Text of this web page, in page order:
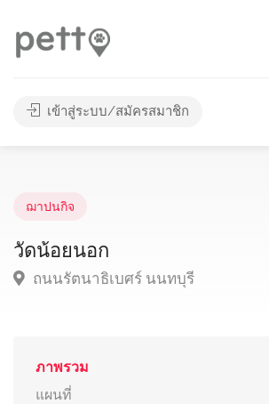
เข้าสู่ระบบ/สมัครสมาชิก
ฌาปนกิจ
วัดน้อยนอก
ถนนรัตนาธิเบศร์ นนทบุรี
ภาพรวม
แผนที่